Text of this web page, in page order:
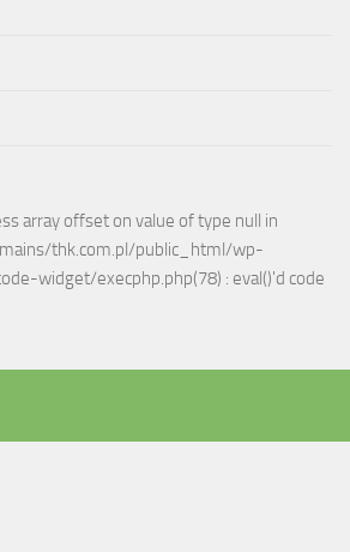
array offset on value of type null in
thk.com.pl/public_html/wp-
widget/execphp.php(78) : eval()'d code